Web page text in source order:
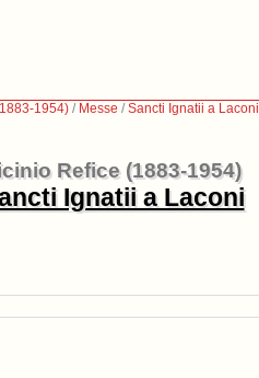
1954) / Messe /Sancti Ignatii a Laconi
Refice (1883-1954)
Ignatii a Laconi